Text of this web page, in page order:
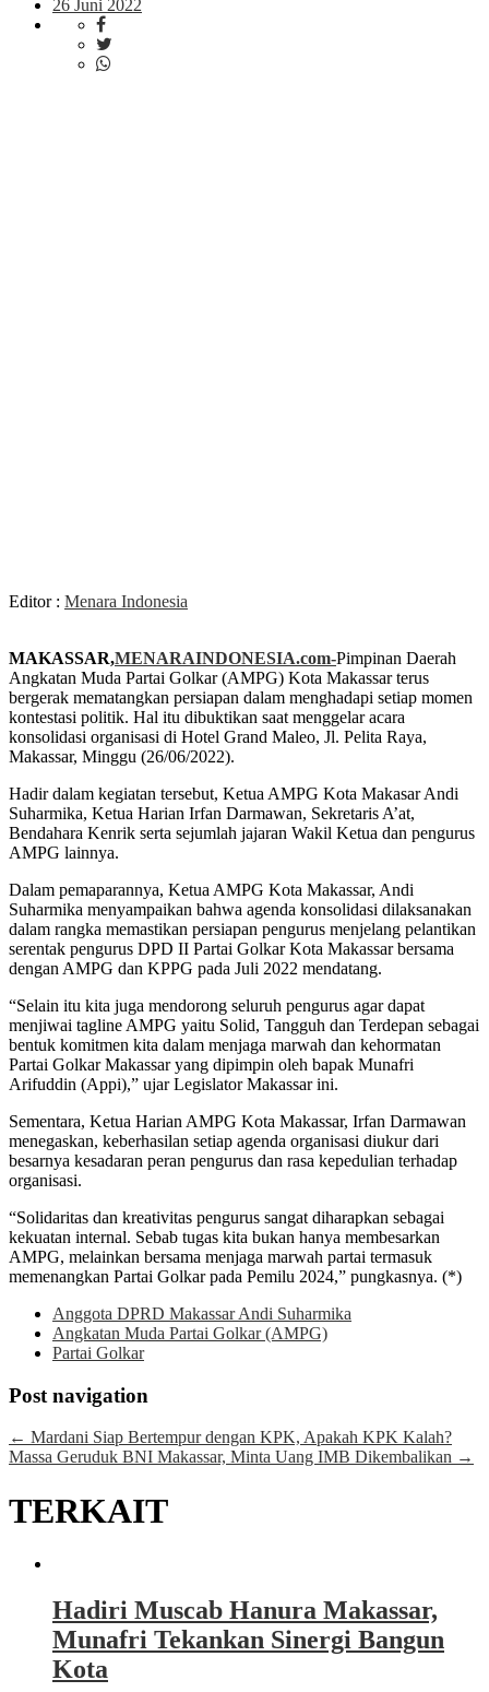
26 Juni 2022
Editor : Menara Indonesia
MAKASSAR,MENARAINDONESIA.com-Pimpinan Daerah
Angkatan Muda Partai Golkar (AMPG) Kota Makassar terus
bergerak mematangkan persiapan dalam menghadapi setiap momen
kontestasi politik. Hal itu dibuktikan saat menggelar acara
konsolidasi organisasi di Hotel Grand Maleo, Jl. Pelita Raya,
Makassar, Minggu (26/06/2022).
Hadir dalam kegiatan tersebut, Ketua AMPG Kota Makasar Andi
Suharmika, Ketua Harian Irfan Darmawan, Sekretaris A’at,
Bendahara Kenrik serta sejumlah jajaran Wakil Ketua dan pengurus
AMPG lainnya.
Dalam pemaparannya, Ketua AMPG Kota Makassar, Andi
Suharmika menyampaikan bahwa agenda konsolidasi dilaksanakan
dalam rangka memastikan persiapan pengurus menjelang pelantikan
serentak pengurus DPD II Partai Golkar Kota Makassar bersama
dengan AMPG dan KPPG pada Juli 2022 mendatang.
“Selain itu kita juga mendorong seluruh pengurus agar dapat
menjiwai tagline AMPG yaitu Solid, Tangguh dan Terdepan sebagai
bentuk komitmen kita dalam menjaga marwah dan kehormatan
Partai Golkar Makassar yang dipimpin oleh bapak Munafri
Arifuddin (Appi),” ujar Legislator Makassar ini.
Sementara, Ketua Harian AMPG Kota Makassar, Irfan Darmawan
menegaskan, keberhasilan setiap agenda organisasi diukur dari
besarnya kesadaran peran pengurus dan rasa kepedulian terhadap
organisasi.
“Solidaritas dan kreativitas pengurus sangat diharapkan sebagai
kekuatan internal. Sebab tugas kita bukan hanya membesarkan
AMPG, melainkan bersama menjaga marwah partai termasuk
memenangkan Partai Golkar pada Pemilu 2024,” pungkasnya. (*)
Anggota DPRD Makassar Andi Suharmika
Angkatan Muda Partai Golkar (AMPG)
Partai Golkar
Post navigation
← Mardani Siap Bertempur dengan KPK, Apakah KPK Kalah?
Massa Geruduk BNI Makassar, Minta Uang IMB Dikembalikan →
TERKAIT
Hadiri Muscab Hanura Makassar,
Munafri Tekankan Sinergi Bangun
Kota